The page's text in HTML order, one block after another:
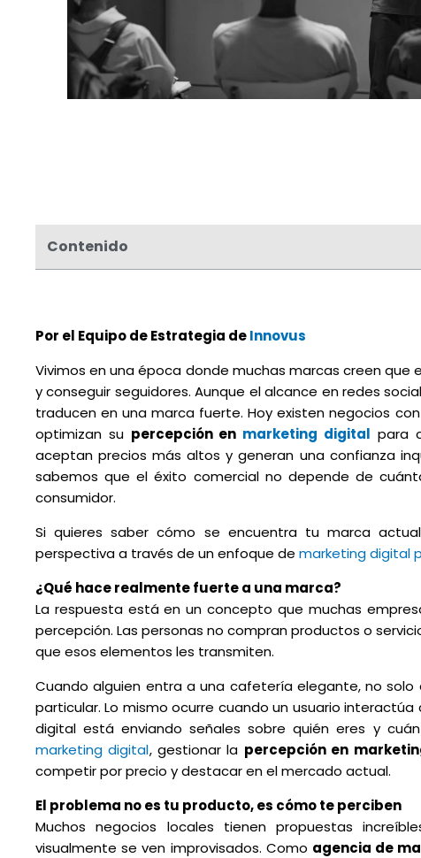
Contenido
Por el Equipo de Estrategia deInnovus
Vivimos en una época donde muchas marcas creen
y conseguir seguidores. Aunque el alcance en redes
traducen en una marca fuerte. Hoy existen negocios
optimizan su percepción en marketing digital para
aceptan precios más altos y generan una confianza
sabemos que el éxito comercial no depende de
consumidor.
Si quieres saber cómo se encuentra tu marca
perspectiva a través de un enfoque de marketing digital
¿Qué hace realmente fuerte a una marca?
La respuesta está en un concepto que muchas
percepción. Las personas no compran productos o
que esos elementos les transmiten.
Cuando alguien entra a una cafetería elegante, no
particular. Lo mismo ocurre cuando un usuario
digital está enviando señales sobre quién eres y
marketing digital, gestionar la percepción en
competir por precio y destacar en el mercado actual.
El problema no es tu producto, es cómo te perciben
Muchos negocios locales tienen propuestas
visualmente se ven improvisados. Como agencia de